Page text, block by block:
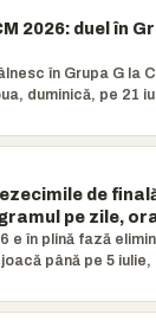
2026: duel în
în Grupa G la
duminică, pe 21
de
pe zile,
e în plină fază
până pe 5 iulie,